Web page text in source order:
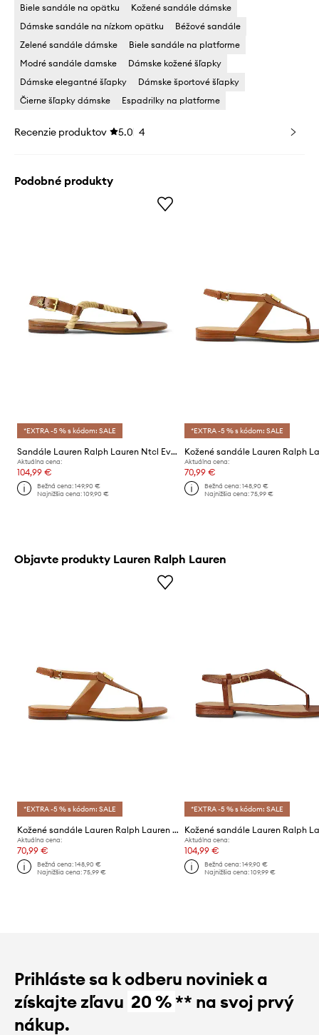
Biele sandále na opätku
Kožené sandále dámske
Dámske sandále na nízkom opätku
Béžové sandále
Zelené sandále dámske
Biele sandále na platforme
Modré sandále damske
Dámske kožené šľapky
Dámske elegantné šľapky
Dámske športové šľapky
Čierne šľapky dámske
Espadrilky na platforme
Recenzie produktov 5.0 4
Podobné produkty
*EXTRA -5 % s kódom: SALE
Sandále Lauren Ralph Lauren Ntcl Everley
Aktuálna cena:
104,99 €
Bežná cena:149,90 €
Najnižšia cena:109,90 €
*EXTRA -5 % s kódom: SALE
Aktuálna cena:
70,99 €
Bežná cena: 148,90 €
Najnižšia cena: 75,99 €
Objavte produkty Lauren Ralph Lauren
*EXTRA -5 % s kódom: SALE
Kožené sandále Lauren Ralph Lauren Everley
Aktuálna cena:
70,99 €
Bežná cena:148,90 €
Najnižšia cena:75,99 €
*EXTRA -5 % s kódom: SALE
Aktuálna cena:
104,99 €
Bežná cena: 149,90 €
Najnižšia cena: 109,99 €
Prihláste sa k odberu noviniek a
získajte zľavu 20 %** na svoj prvý
nákup.